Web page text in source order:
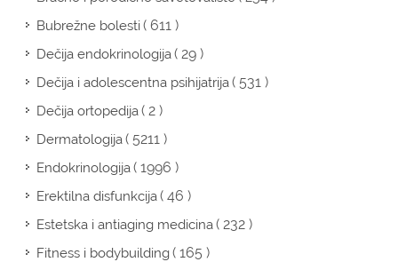
Bubrežne bolesti( 611 )
Dečija endokrinologija( 29 )
Dečija i adolescentna psihijatrija( 531 )
Dečija ortopedija( 2 )
Dermatologija( 5211 )
Endokrinologija( 1996 )
Erektilna disfunkcija( 46 )
Estetska i antiaging medicina( 232 )
Fitness i bodybuilding( 165 )